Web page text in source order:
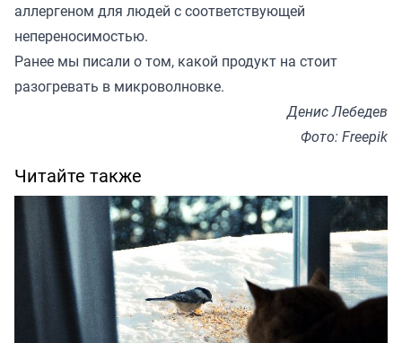
аллергеном для людей с соответствующей
непереносимостью.
Ранее мы писали о том, какой продукт на стоит
разогревать в микроволновке.
Денис Лебедев
Фото: Freepik
Читайте также